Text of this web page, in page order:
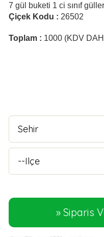
7 gül buketi 1 ci sınıf
Çiçek Kodu : 26502
Toplam : 1000 (KDV